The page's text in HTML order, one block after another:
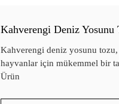
Kahverengi Deniz Yosunu
Kahverengi deniz yosunu tozu,
hayvanlar için mükemmel bir
Ürün